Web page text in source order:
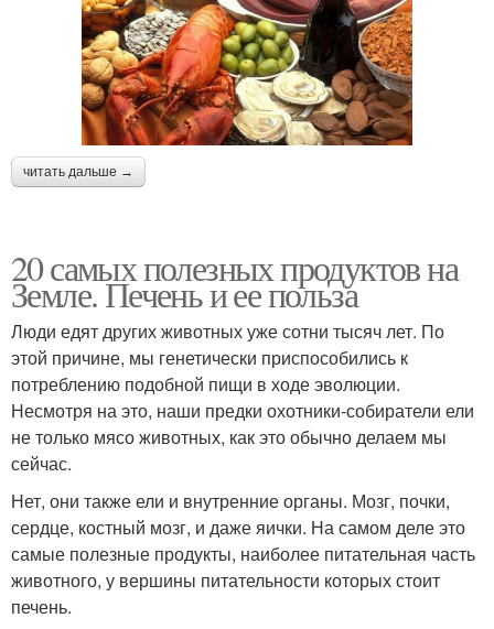
читать дальше →
20 самых полезных продуктов на
Земле. Печень и ее польза
Люди едят других животных уже сотни тысяч лет. По
этой причине, мы генетически приспособились к
потреблению подобной пищи в ходе эволюции.
Несмотря на это, наши предки охотники-собиратели ели
не только мясо животных, как это обычно делаем мы
сейчас.
Нет, они также ели и внутренние органы. Мозг, почки,
сердце, костный мозг, и даже яички. На самом деле это
самые полезные продукты, наиболее питательная часть
животного, у вершины питательности которых стоит
печень.